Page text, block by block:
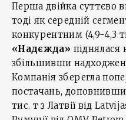
Перша двійка суттєво
тоді як середній
конкурентним (4,9-4,3
«Надєжда» піднялася
збільшивши
Компанія зберегла
постачань,
тис. т з Латвії від